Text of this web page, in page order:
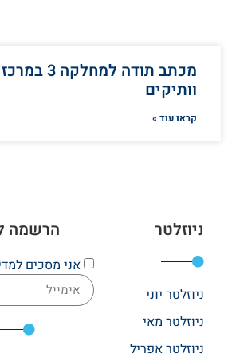
מכתב תודה
וותיקים
קראו עוד »
ניוזלטר
ניוזלטר יוני
ניוזלטר מאי
ניוזלטר אפריל
הרשמה
אני מסכים